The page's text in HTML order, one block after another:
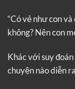
“Có vẻ như con
không? Nên con
Khác với suy
chuyện nào diễn